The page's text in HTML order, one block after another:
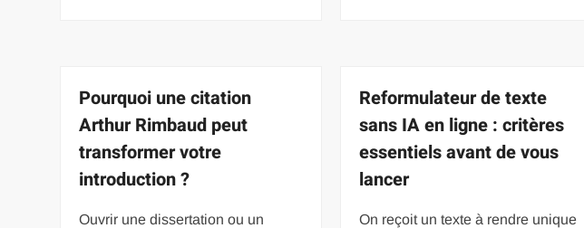
Pourquoi une citation
Arthur Rimbaud peut
transformer votre
introduction ?
Ouvrir une dissertation ou un
Reformulateur de texte
sans IA en ligne : critères
essentiels avant de vous
lancer
On reçoit un texte à rendre unique